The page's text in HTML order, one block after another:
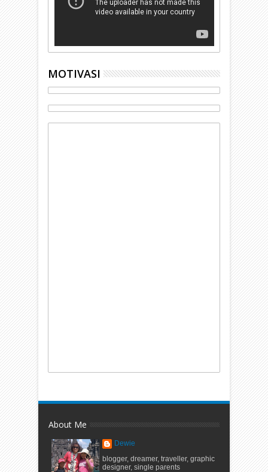
MOTIVASI
About Me
Dewie
blogger, dreamer, traveller, graphic
designer, single parents